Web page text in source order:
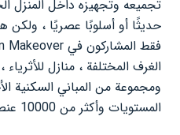
تجميعه وتجهيزه داخل المنزل
حديثًا أو أسلوبًا عصريًا ، ولكن
الغرف المختلفة ، منازل
ومجموعة من المباني السكنية
المستويات وأكثر من 10000 عنصر للداخلية.